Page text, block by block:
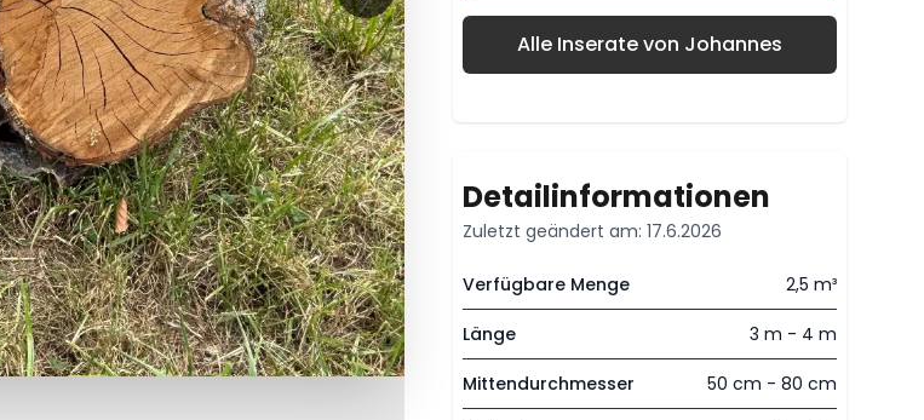
Alle Inserate von Johannes
Detailinformationen
Zuletzt geändert am: 17.6.2026
Verfügbare Menge 2,5 m³
Länge 3 m - 4 m
Mittendurchmesser 50 cm - 80 cm